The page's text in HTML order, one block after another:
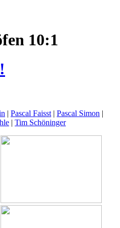
10:1
| Pascal Faisst | Pascal Simon |
| Tim Schöninger